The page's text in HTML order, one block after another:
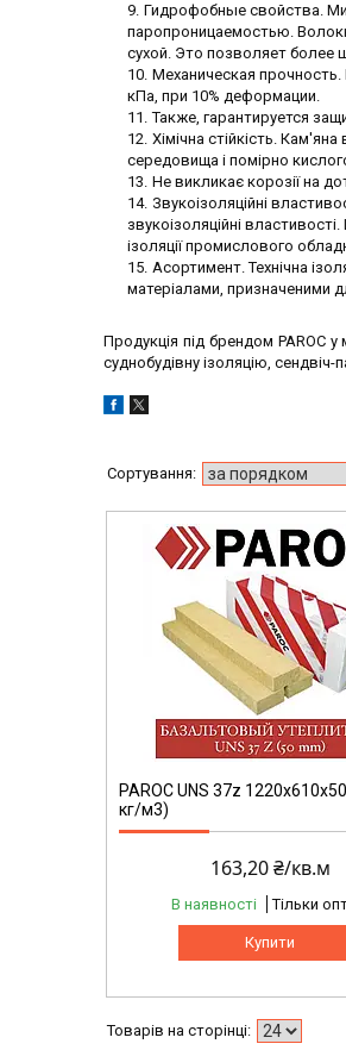
Гидрофобные свойства.
паропроницаемостью.
сухой. Это позволяет более
Механическая
кПа, при 10% деформации.
Также, гарантируется
Хімічна стійкість.
середовища і помірно
Не викликає корозії на
Звукоізоляційні
звукоізоляційні
ізоляції промислового
Асортимент. Технічна
матеріалами, призначеними
Продукція під брендом PAROC
суднобудівну ізоляцію, сендвіч-
PAROC UNS 37z
кг/м3)
163,20 ₴/кв.м
В наявності Тільки
Купити